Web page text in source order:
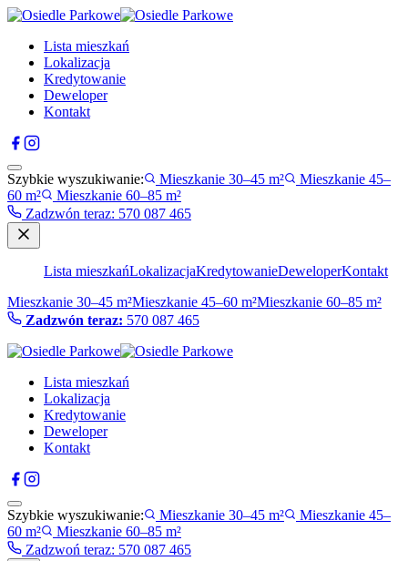
Lista mieszkań
Lokalizacja
Kredytowanie
Deweloper
Kontakt
Szybkie wyszukiwanie: Mieszkanie 30–45 m²
Mieszkanie 45–
60 m²
Mieszkanie 60–85 m²
Zadzwón teraz: 570 087 465
Lista mieszkańLokalizacjaKredytowanieDeweloperKontakt
Mieszkanie 30–45 m²Mieszkanie 45–60 m²Mieszkanie 60–85 m²
Zadzwón teraz: 570 087 465
Lista mieszkań
Lokalizacja
Kredytowanie
Deweloper
Kontakt
Szybkie wyszukiwanie: Mieszkanie 30–45 m²
Mieszkanie 45–
60 m²
Mieszkanie 60–85 m²
Zadzwoń teraz: 570 087 465